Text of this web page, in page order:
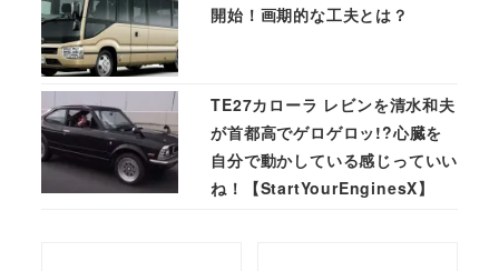
開始！画期的な工夫とは？
TE27カローラ レビンを清水和夫
が首都高でゲロゲロッ!?心臓を
自分で動かしている感じっていい
ね！【StartYourEnginesX】